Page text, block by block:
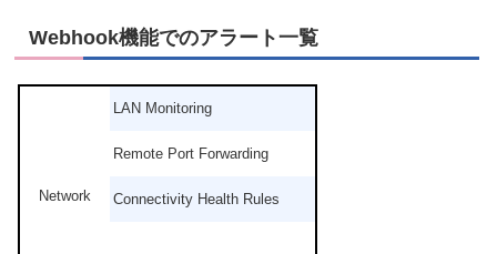
Webhook機能でのアラート一覧
Network
LAN Monitoring
Remote Port Forwarding
Connectivity Health Rules